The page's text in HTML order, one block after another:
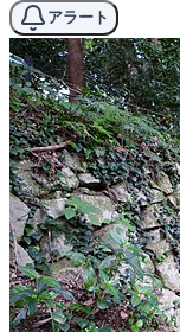
アラート